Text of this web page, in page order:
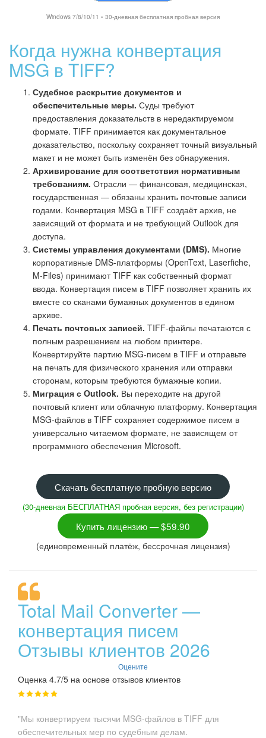
Windows 7/8/10/11 • 30-дневная бесплатная пробная версия
Когда нужна конвертация
MSG в TIFF?
Судебное раскрытие документов и
обеспечительные меры. Суды требуют
предоставления доказательств в нередактируемом
формате. TIFF принимается как документальное
доказательство, поскольку сохраняет точный визуальный
макет и не может быть изменён без обнаружения.
Архивирование для соответствия нормативным
требованиям. Отрасли — финансовая, медицинская,
государственная — обязаны хранить почтовые записи
годами. Конвертация MSG в TIFF создаёт архив, не
зависящий от формата и не требующий Outlook для
доступа.
Системы управления документами (DMS). Многие
корпоративные DMS-платформы (OpenText, Laserfiche,
M-Files) принимают TIFF как собственный формат
ввода. Конвертация писем в TIFF позволяет хранить их
вместе со сканами бумажных документов в едином
архиве.
Печать почтовых записей. TIFF-файлы печатаются с
полным разрешением на любом принтере.
Конвертируйте партию MSG-писем в TIFF и отправьте
на печать для физического хранения или отправки
сторонам, которым требуются бумажные копии.
Миграция с Outlook. Вы переходите на другой
почтовый клиент или облачную платформу. Конвертация
MSG-файлов в TIFF сохраняет содержимое писем в
универсально читаемом формате, не зависящем от
программного обеспечения Microsoft.
Скачать бесплатную пробную версию
(30-дневная БЕСПЛАТНАЯ пробная версия, без регистрации)
Купить лицензию — $59.90
(единовременный платёж, бессрочная лицензия)
Total Mail Converter —
конвертация писем
Отзывы клиентов 2026
Оцените
Оценка 4.7/5 на основе отзывов клиентов
"Мы конвертируем тысячи MSG-файлов в TIFF для
обеспечительных мер по судебным делам.